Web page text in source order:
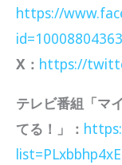
https://
X： https://
テレビ番組「マ
てる！」：